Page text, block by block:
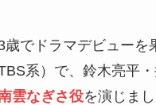
歳でドラマデビューを
系）で、鈴木亮平
雲なぎさ役を演じまし